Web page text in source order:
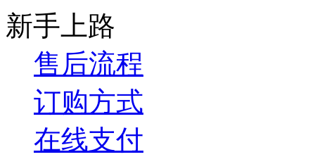
新手上路
售后流程
订购方式
在线支付